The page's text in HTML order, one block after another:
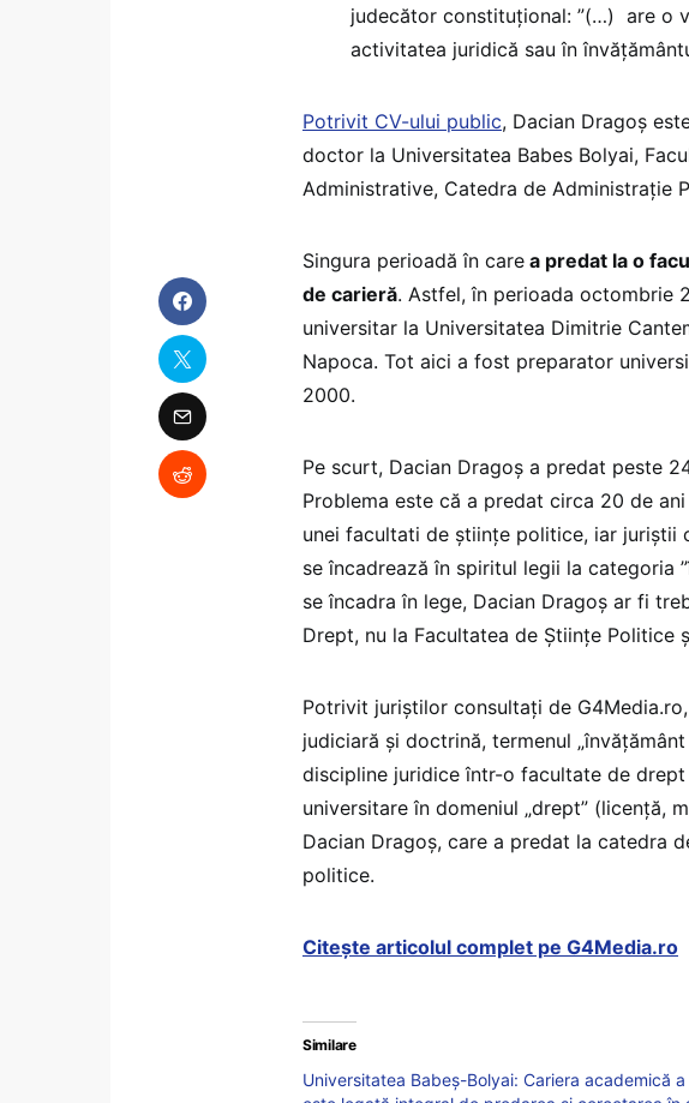
judecător constituţional: ”(…) are o
activitatea juridică sau în
Potrivit CV-ului public, Dacian Dragoș
doctor la Universitatea Babes Bolyai,
Administrative, Catedra de Administraţie
Singura perioadă în care a predat la o
de carieră. Astfel, în perioada octombrie
universitar la Universitatea Dimitrie
Napoca. Tot aici a fost preparator
2000.
Pe scurt, Dacian Dragoș a predat peste
Problema este că a predat circa 20 de
unei facultati de științe politice, iar juriștii
se încadrează în spiritul legii la categoria
se încadra în lege, Dacian Dragoș ar fi
Drept, nu la Facultatea de Științe Politice
Potrivit juriștilor consultați de
judiciară și doctrină, termenul
discipline juridice într-o facultate de
universitare în domeniul „drept” (licență,
Dacian Dragoș, care a predat la catedra
politice.
Citește articolul complet pe G4Media.ro
Similare
Universitatea Babeș-Bolyai: Cariera academică